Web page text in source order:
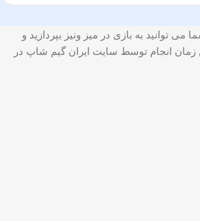
توانید به بازی در میز ونیز بپردازید و
زمان انجام توسط سایت ایران گیم شاپ در